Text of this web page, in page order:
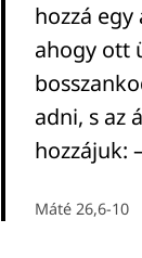
hozzá
ahogy ott
adni, s az
hozzájuk:
Máté 26,6-10